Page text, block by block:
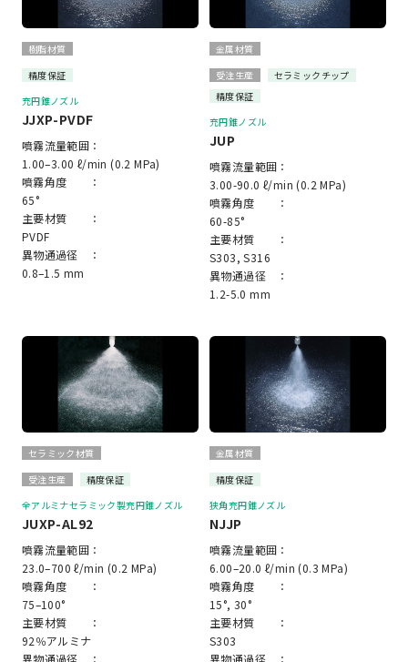
樹脂材質
精度保証
充円錐ノズル
JJXP-PVDF
噴霧流量範囲：
1.00–3.00 ℓ/min (0.2 MPa)
噴霧角度 ：
65°
主要材質 ：
PVDF
異物通過径 ：
0.8–1.5 mm
金属材質
受注生産
セラミックチップ
精度保証
充円錐ノズル
JUP
噴霧流量範囲：
3.00-90.0 ℓ/min (0.2 MPa)
噴霧角度 ：
60-85°
主要材質 ：
S303, S316
異物通過径 ：
1.2-5.0 mm
セラミック材質
受注生産
精度保証
全アルミナセラミック製充円錐ノズル
JUXP-AL92
噴霧流量範囲：
23.0–700 ℓ/min (0.2 MPa)
噴霧角度 ：
75–100°
主要材質 ：
92％アルミナ
金属材質
精度保証
狭角充円錐ノズル
NJJP
噴霧流量範囲：
6.00–20.0 ℓ/min (0.3 MPa)
噴霧角度 ：
15°, 30°
主要材質 ：
S303